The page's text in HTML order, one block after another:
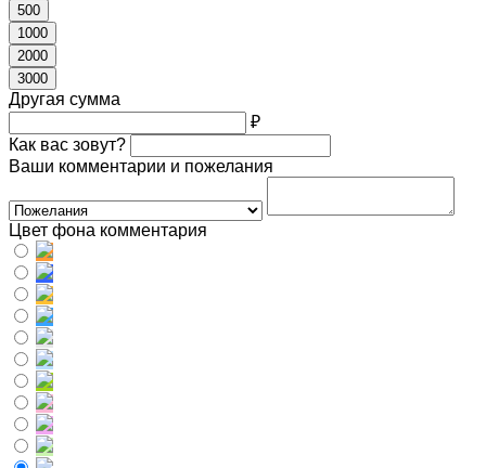
500
1000
2000
3000
Другая сумма
₽
Как вас зовут?
Ваши комментарии и пожелания
Цвет фона комментария